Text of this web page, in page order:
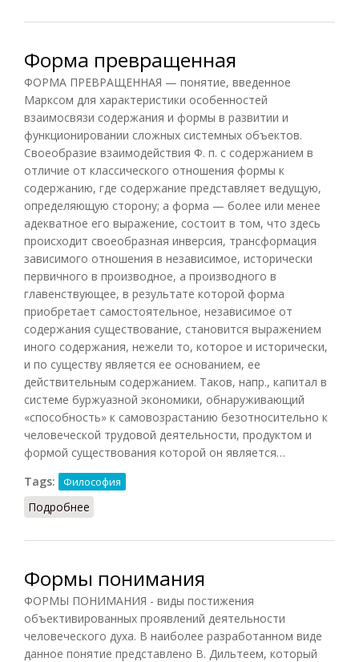
Форма превращенная
ФОРМА ПРЕВРАЩЕННАЯ — понятие, введенное
Марксом для характеристики особенностей
взаимосвязи содержания и формы в развитии и
функционировании сложных системных объектов.
Своеобразие взаимодействия Ф. п. с содержанием в
отличие от классического отношения формы к
содержанию, где содержание представляет ведущую,
определяющую сторону; а форма — более или менее
адекватное его выражение, состоит в том, что здесь
происходит своеобразная инверсия, трансформация
зависимого отношения в независимое, исторически
первичного в производное, а производного в
главенствующее, в результате которой форма
приобретает самостоятельное, независимое от
содержания существование, становится выражением
иного содержания, нежели то, которое и исторически,
и по существу является ее основанием, ее
действительным содержанием. Таков, напр., капитал в
системе буржуазной экономики, обнаруживающий
«способность» к самовозрастанию безотносительно к
человеческой трудовой деятельности, продуктом и
формой существования которой он является…
Tags:
Философия
Подробнее
Формы понимания
ФОРМЫ ПОНИМАНИЯ - виды постижения
объективированных проявлений деятельности
человеческого духа. В наиболее разработанном виде
данное понятие представлено В. Дильтеем, который